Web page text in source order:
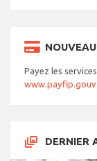
Payez les
DERNIER